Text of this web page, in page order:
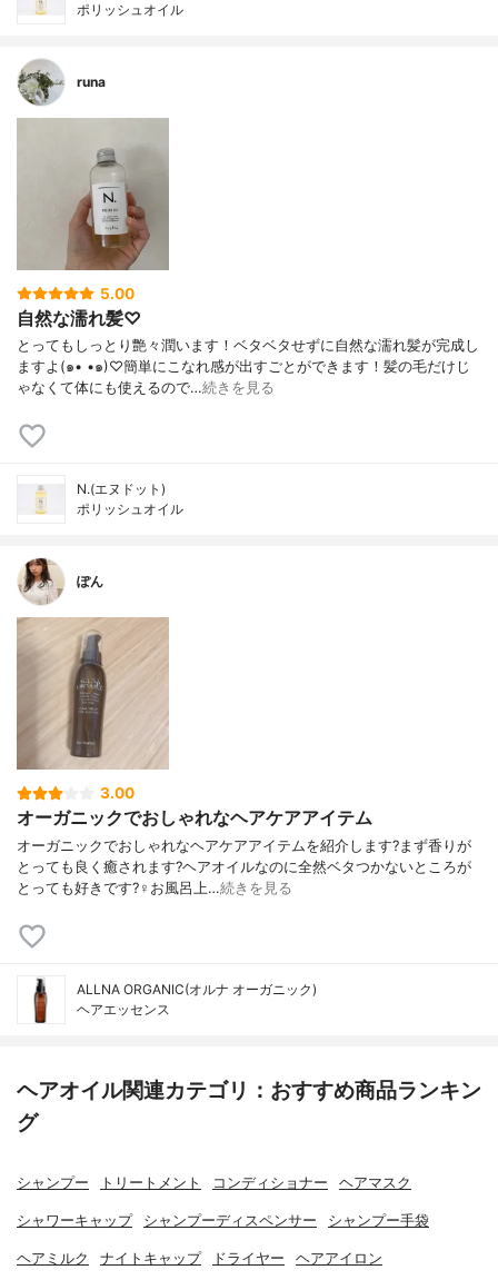
ポリッシュオイル
runa
5.00
自然な濡れ髪♡
とってもしっとり艶々潤います！ベタベタせずに自然な濡れ髪が完成し
ますよ(๑• •๑)♡︎簡単にこなれ感が出すごとができます！髪の毛だけじ
ゃなくて体にも使えるので…続きを見る
N.(エヌドット)
ポリッシュオイル
ぽん
3.00
オーガニックでおしゃれなヘアケアアイテム
オーガニックでおしゃれなヘアケアアイテムを紹介します?まず香りが
とっても良く癒されます?ヘアオイルなのに全然ベタつかないところが
とっても好きです?‍♀️お風呂上…続きを見る
ALLNA ORGANIC(オルナ オーガニック)
ヘアエッセンス
ヘアオイル関連カテゴリ：おすすめ商品ランキン
グ
シャンプー トリートメント コンディショナー ヘアマスク
シャワーキャップ シャンプーディスペンサー シャンプー手袋
ヘアミルク ナイトキャップ ドライヤー ヘアアイロン